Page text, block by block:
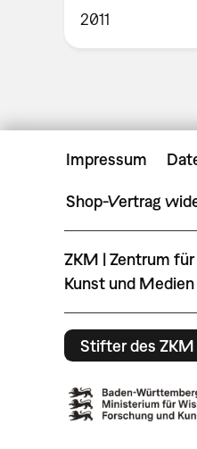
2011
Impressum
Shop-Vertrag
ZKM | Zentrum für
Kunst und Medien
Stifter des ZKM